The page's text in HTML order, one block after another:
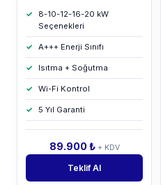
8-10-12-16-20 kW
Seçenekleri
A+++ Enerji Sınıfı
Isıtma + Soğutma
Wi-Fi Kontrol
5 Yıl Garanti
89.900 ₺ + KDV
Teklif Al